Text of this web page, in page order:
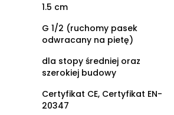
1.5 cm
G 1/2 (ruchomy pasek
odwracany na pietę)
dla stopy średniej oraz
szerokiej budowy
Certyfikat CE, Certyfikat EN-
20347